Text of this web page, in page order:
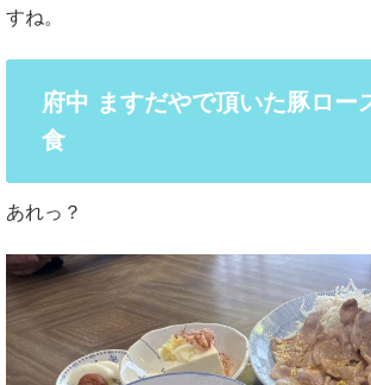
すね。
府中 ますだやで頂いた豚ロー
食
あれっ？